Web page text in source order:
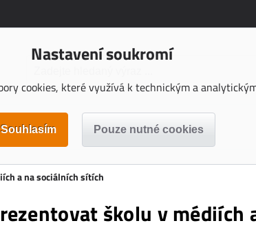
Nastavení soukromí
cookies, které využívá k technickým a
KE STAŽENÍ
a na sociálních sítích
školu v médiích